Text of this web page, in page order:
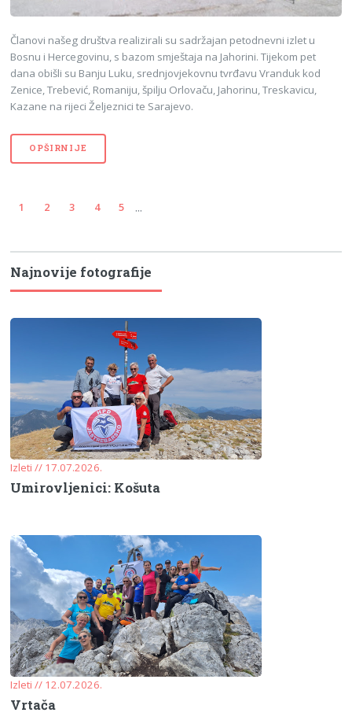
Članovi našeg društva realizirali su sadržajan petodnevni izlet u
Bosnu i Hercegovinu, s bazom smještaja na Jahorini. Tijekom pet
dana obišli su Banju Luku, srednjovjekovnu tvrđavu Vranduk kod
Zenice, Trebević, Romaniju, špilju Orlovaču, Jahorinu, Treskavicu,
Kazane na rijeci Željeznici te Sarajevo.
OPŠIRNIJE
1 2 3 4 5 ...
Najnovije fotografije
Izleti // 17.07.2026.
Umirovljenici: Košuta
Izleti // 12.07.2026.
Vrtača